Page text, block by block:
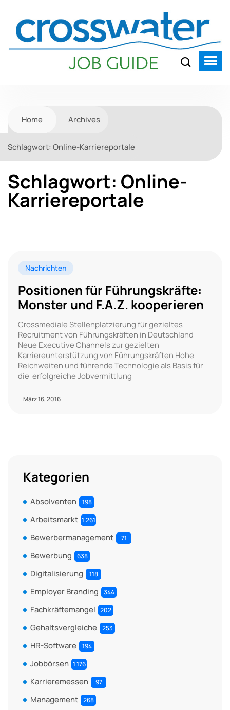
Home Archives
Schlagwort: Online-Karriereportale
Schlagwort: Online-
Karriereportale
Nachrichten
Positionen für Führungskräfte:
Monster und F.A.Z. kooperieren
Crossmediale Stellenplatzierung für gezieltes
Recruitment von Führungskräften in Deutschland
Neue Executive Channels zur gezielten
Karriereunterstützung von Führungskräften Hohe
Reichweiten und führende Technologie als Basis für
die erfolgreiche Jobvermittlung
März 16, 2016
Kategorien
Absolventen 198
Arbeitsmarkt 1.261
Bewerbermanagement 71
Bewerbung 638
Digitalisierung 118
Employer Branding 344
Fachkräftemangel 202
Gehaltsvergleiche 253
HR-Software 194
Jobbörsen 1.176
Karrieremessen 97
Management 268